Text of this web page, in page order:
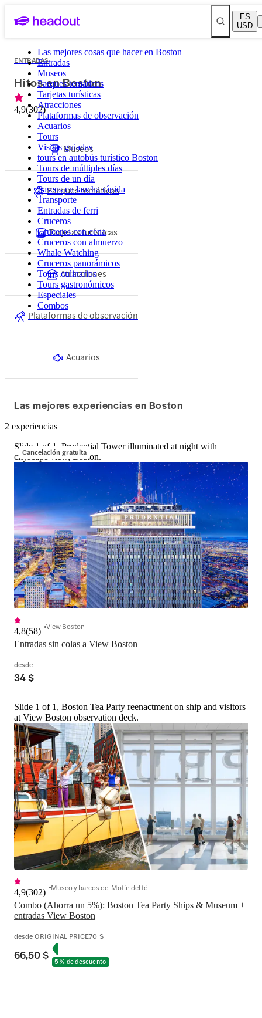
ES
USD
Las mejores cosas que hacer en Boston
Entradas
Museos
Parques temáticos
Tarjetas turísticas
Atracciones
Plataformas de observación
Acuarios
Tours
Visitas guiadas
tours en autobús turístico Boston
Tours de múltiples días
Tours de un día
Paseos en lancha rápida
Transporte
Entradas de ferri
Cruceros
Cruceros con cena
Cruceros con almuerzo
Whale Watching
Cruceros panorámicos
Tours culinarios
Tours gastronómicos
Especiales
Combos
ENTRADAS
Hitos en Boston
4,9(302)
Museos
Parques temáticos
Tarjetas turísticas
Atracciones
Plataformas de observación
Acuarios
Las mejores experiencias en Boston
2 experiencias
Cancelación gratuita
Slide 1 of 1, Prudential Tower illuminated at night with
cityscape view, Boston.
Entradas sin colas a View Boston
4,8(58) View Boston
desde
34 $
Slide 1 of 1, Boston Tea Party reenactment on ship and visitors
at View Boston observation deck.
Combo (Ahorra un 5%): Boston Tea Party Ships & Museum +
entradas View Boston
4,9(302) Museo y barcos del Motín del té
desdeORIGINAL PRICE70 $
66,50 $ 5 % de descuento